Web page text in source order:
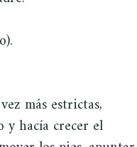
más estrictas,
y hacía crecer el